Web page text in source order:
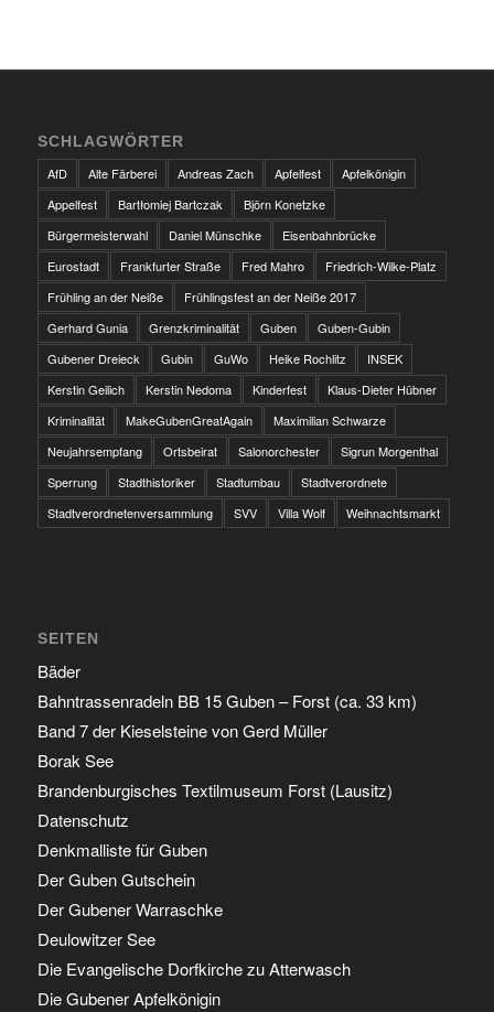
SCHLAGWÖRTER
AfD
Alte Färberei Andreas Zach Apfelfest
Apfelkönigin
Appelfest
Bartłomiej Bartczak
Björn Konetzke
Bürgermeisterwahl
Daniel Münschke
Eisenbahnbrücke
Eurostadt
Frankfurter Straße Fred Mahro
Friedrich-Wilke-Platz
Frühling an der Neiße
Frühlingsfest an der Neiße 2017
Gerhard Gunia
Grenzkriminalität Guben
Guben-Gubin
Gubener Dreieck
Gubin GuWo Heike Rochlitz
INSEK
Kerstin Geilich
Kerstin Nedoma Kinderfest
Klaus-Dieter Hübner
Kriminalität
MakeGubenGreatAgain
Maximilian Schwarze
Neujahrsempfang
Ortsbeirat Salonorchester
Sigrun Morgenthal
Sperrung
Stadthistoriker Stadtumbau
Stadtverordnete
Stadtverordnetenversammlung
SVV Villa Wolf Weihnachtsmarkt
SEITEN
Bäder
Bahntrassenradeln BB 15 Guben – Forst (ca. 33 km)
Band 7 der Kieselsteine von Gerd Müller
Borak See
Brandenburgisches Textilmuseum Forst (Lausitz)
Datenschutz
Denkmalliste für Guben
Der Guben Gutschein
Der Gubener Warraschke
Deulowitzer See
Die Evangelische Dorfkirche zu Atterwasch
Die Gubener Apfelkönigin